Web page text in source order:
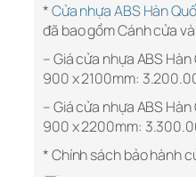
*Cửa nhựa ABS Hàn
đã bao gồm Cánh cửa
– Giá cửa nhựa ABS
900 x 2100mm:
– Giá cửa nhựa ABS
900 x 2200mm:
* Chính sách bảo hành